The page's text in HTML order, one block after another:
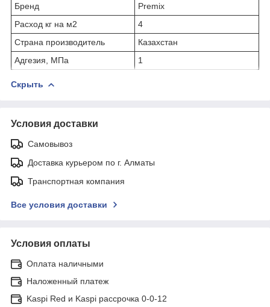
Бренд
Premix
Расход кг на м2
4
Страна производитель
Казахстан
Адгезия, МПа
1
Скрыть
Условия доставки
Самовывоз
Доставка курьером по г. Алматы
Транспортная компания
Все условия доставки
Условия оплаты
Оплата наличными
Наложенный платеж
Kaspi Red и Kaspi рассрочка 0-0-12